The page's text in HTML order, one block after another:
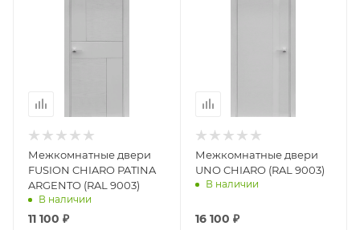
Межкомнатные двери
FUSION CHIARO PATINA
ARGENTO (RAL 9003)
В наличии
11 100 ₽
Межкомнатные двери
UNO CHIARO (RAL 9003)
В наличии
16 100 ₽